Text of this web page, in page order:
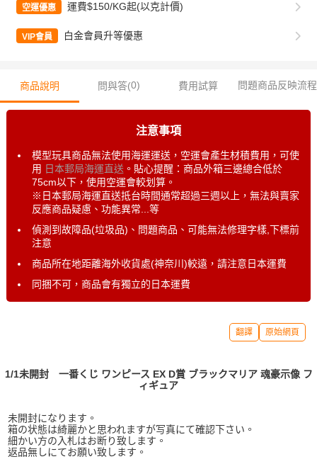
空運優惠 運費$150/KG起(以克計價)
VIP會員 白金會員升等優惠
商品說明 問與答(0) 費用試算 問題商品反映流程
注意事項
模型玩具商品無法使用海運運送，空運會產生材積費用，可使
用 日本郵局海運直送。貼心提醒：商品外箱三邊總合低於
75cm以下，使用空運會較划算。
※日本郵局海運直送抵台時間通常超過三週以上，無法與賣家
反應商品疑慮、功能異常...等
偵測到故障品(垃圾品)、問題商品、可能無法修理字樣,下標前
注意
商品所在地距離海外收貨處(神奈川)較遠，請注意日本運費
同捆不可，商品會有獨立的日本運費
翻譯 原始網頁
1/1未開封 一番くじ ワンピース EX D賞 ブラックマリア 魂豪示像 フ
ィギュア
未開封になります。
箱の状態は綺麗かと思われますが写真にて確認下さい。
細かい方の入札はお断り致します。
返品無しにてお願い致します。